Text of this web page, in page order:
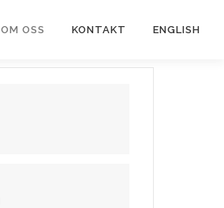
OM OSS KONTAKT ENGLISH